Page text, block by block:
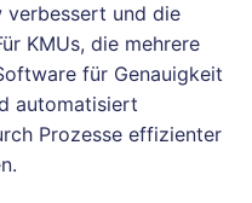
verbessert und die
KMUs, die mehrere
für Genauigkeit
automatisiert
Prozesse effizienter